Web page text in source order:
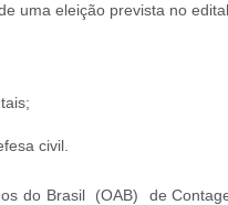
uma eleição prevista no
civil.
do Brasil (OAB) de